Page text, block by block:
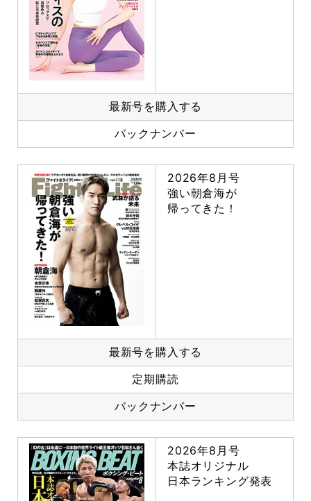
最新号を購入する
バックナンバー
2026年8月号
強い朝倉海が
帰ってきた！
最新号を購入する
定期購読
バックナンバー
2026年8月号
本誌オリジナル
日本ランキング発表